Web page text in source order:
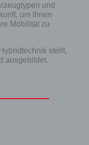
und
um Ihnen
Mobilität zu
stellt,
ausgebildet.